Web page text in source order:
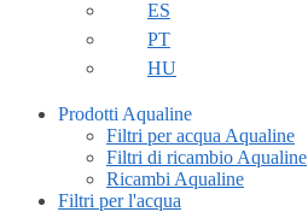
ES
PT
HU
Prodotti Aqualine
Filtri per acqua Aqualine
Filtri di ricambio Aqualine
Ricambi Aqualine
Filtri per l'acqua